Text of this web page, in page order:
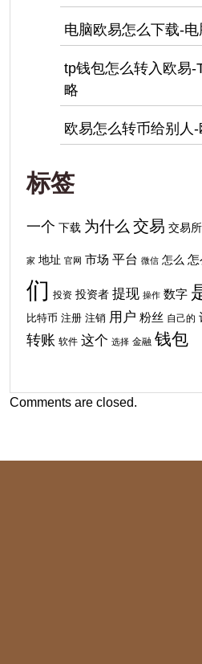
电脑欧易怎么下载-
tp钱包怎么转入欧易-
略
欧易怎么转币给别人
标签
一个 下载 为什么 交易 交易所
家 地址 官网 市场 平台 微信 怎么 怎
们 投资 投资者 提现 操作 数字
比特币 注册 注销 用户 粉丝 自己的
转账 软件 这个 选择 金融 钱包
Comments are closed.